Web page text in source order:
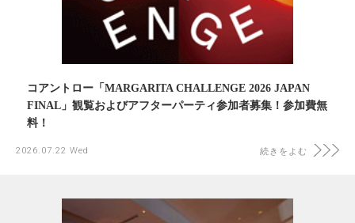
コアントロー「MARGARITA CHALLENGE 2026 JAPAN
FINAL」観覧およびアフターパーティ参加者募集！参加費無
料！
2026.07.22 Wed 続きをよむ